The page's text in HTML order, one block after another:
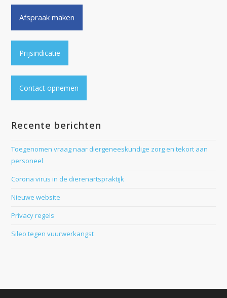
Afspraak maken
Prijsindicatie
Contact opnemen
Recente berichten
Toegenomen vraag naar diergeneeskundige zorg en tekort aan
personeel
Corona virus in de dierenartspraktijk
Nieuwe website
Privacy regels
Sileo tegen vuurwerkangst